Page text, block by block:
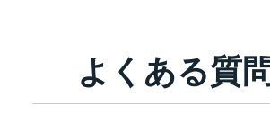
よくある質問